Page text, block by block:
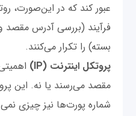
عبور کند که در این‌صورت،
فرآیند (بررسی آدرس مقصد
بسته) را تکرار می‌کنند.
پروتکل اینترنت (IP)
مقصد می‌رسند یا نه. این
شماره پورت‌ها نیز چیزی